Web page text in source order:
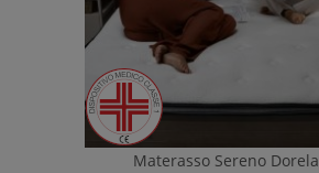
Materasso Sereno